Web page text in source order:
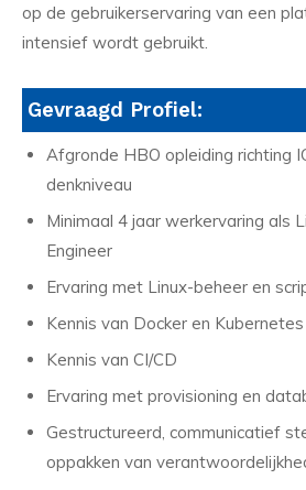
op de gebruikerservaring van een
intensief wordt gebruikt.
Gevraagd Profiel:
Afgronde HBO opleiding richting
denkniveau
Minimaal 4 jaar werkervaring als
Engineer
Ervaring met Linux-beheer en
Kennis van Docker en Kubernetes
Kennis van CI/CD
Ervaring met provisioning en
Gestructureerd, communicatief
oppakken van